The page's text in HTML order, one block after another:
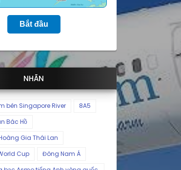
Bắt đầu
NHÃN
bên Singapore River
8A5
Bác Hồ
Gia Thái Lan
Cup
Đông Nam Á